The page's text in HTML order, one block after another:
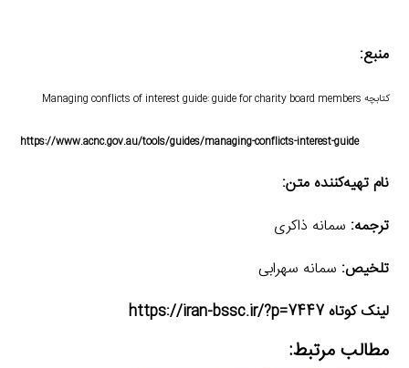
منبع:
کتابچه Managing conflicts of interest guide: guide for charity board members
https://www.acnc.gov.au/tools/guides/managing-conflicts-interest-guide
نام تهیه‌کننده متن:
ترجمه: سمانه ذاکری
تلخیص: سمانه سهرابی
لینک کوتاه https://iran-bssc.ir/?p=7447
مطالب مرتبط: